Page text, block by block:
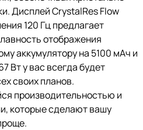
Дисплей CrystalRes Flow
120 Гц предлагает
отображения
аккумулятору на 5100 мАч и
Вт у вас всегда будет
своих планов.
производительностью и
которые сделают вашу